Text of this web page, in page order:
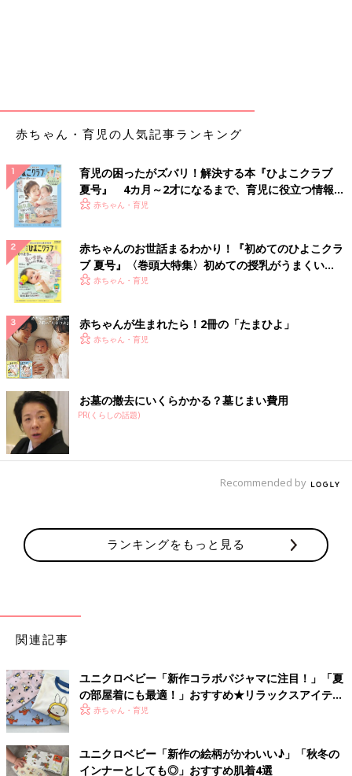
出典：Instagramアカウント「HAPPA」
HAPPAさんもはフィンレイソンコラボアイテムのりんご柄でリ
ンクコーデ♪ 子どもらしい総柄アイテムは、この時期ならではの
かわいさを演出してくれますよね(^^)
人気絵本とのコラボアイテムでお揃いコーデ
AOchan＆OSHkunさんは、ねないこだれだの絵本とのコラボア
イテムでお揃いコーデ♪ おばけの表情がとってもかわいいTシャ
ツですよね！インスタでも人気のアイテムでした(^^)
さわやかなジーンズでお揃いコーデ
赤ちゃん・育児の人気記事ランキング
育児の困ったがズバリ！解決する本『ひよこクラブ
夏号』 4カ月～2才になるまで、育児に役立つ情報が
いっぱい！
赤ちゃん・育児
赤ちゃんのお世話まるわかり！『初めてのひよこクラ
ブ 夏号』〈巻頭大特集〉初めての授乳がうまくい
く！ おっぱい・ミルクの基本と夏のトラブル 解決テ
赤ちゃん・育児
赤ちゃんが生まれたら！2冊の「たまひよ」
赤ちゃん・育児
お墓の撤去にいくらかかる？墓じまい費用
PR(くらしの話題)
Recommended by
ランキングをもっと見る
関連記事
ユニクロベビー「新作コラボパジャマに注目！」「夏
の部屋着にも最適！」おすすめ★リラックスアイテム
5選赤ちゃん・育児
ユニクロベビー「新作の絵柄がかわいい♪」「秋冬の
インナーとしても◎」おすすめ肌着4選